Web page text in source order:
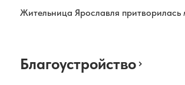
Жительница Ярославля
Благоустройство